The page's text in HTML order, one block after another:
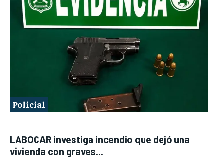
Policial
LABOCAR investiga incendio que dejó una
vivienda con graves...